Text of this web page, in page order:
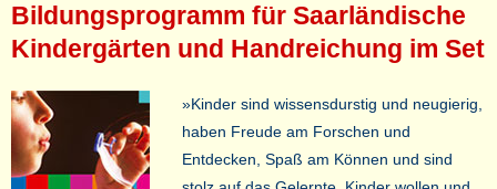
Bildungsprogramm für Saarländische
Kindergärten und Handreichung im Set
»Kinder sind wissensdurstig und neugierig,
haben Freude am Forschen und
Entdecken, Spaß am Können und sind